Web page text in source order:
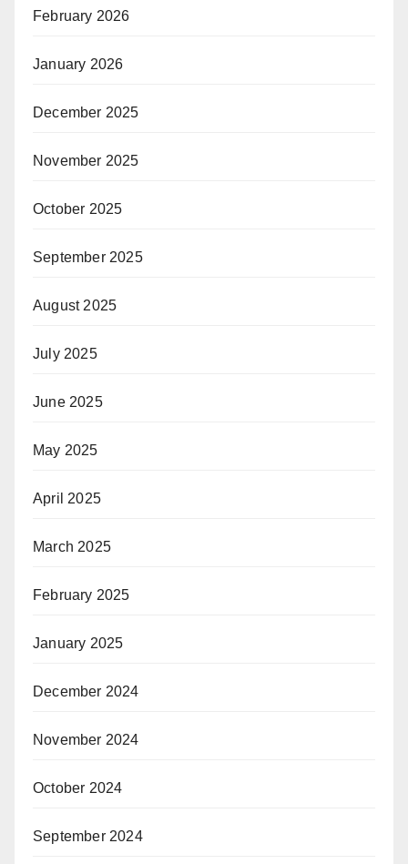
February 2026
January 2026
December 2025
November 2025
October 2025
September 2025
August 2025
July 2025
June 2025
May 2025
April 2025
March 2025
February 2025
January 2025
December 2024
November 2024
October 2024
September 2024